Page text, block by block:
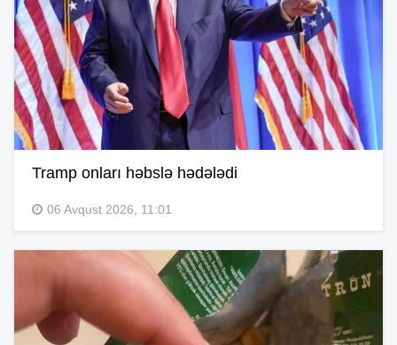
Tramp onları həbslə hədələdi
06 Avqust 2026, 11:01